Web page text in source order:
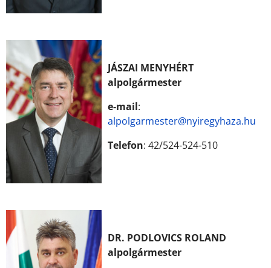
JÁSZAI MENYHÉRT
alpolgármester
e-mail:
alpolgarmester@nyiregyhaza.hu
Telefon: 42/524-524-510
DR. PODLOVICS ROLAND
alpolgármester